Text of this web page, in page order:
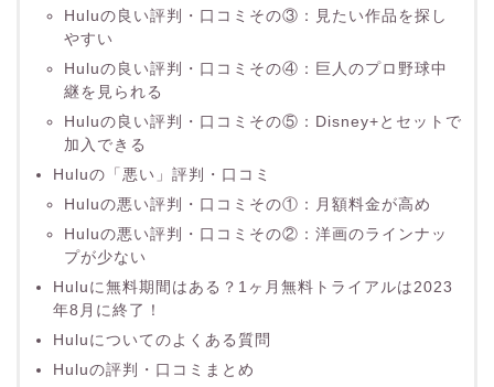
Huluの良い評判・口コミその③：見たい作品を探し
やすい
Huluの良い評判・口コミその④：巨人のプロ野球中
継を見られる
Huluの良い評判・口コミその⑤：Disney+とセットで
加入できる
Huluの「悪い」評判・口コミ
Huluの悪い評判・口コミその①：月額料金が高め
Huluの悪い評判・口コミその②：洋画のラインナッ
プが少ない
Huluに無料期間はある？1ヶ月無料トライアルは2023
年8月に終了！
Huluについてのよくある質問
Huluの評判・口コミまとめ